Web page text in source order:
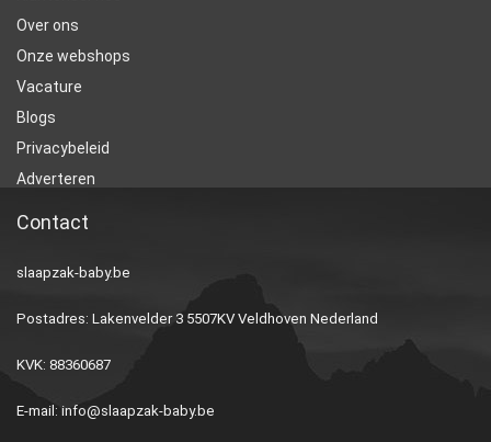
Over ons
Onze webshops
Vacature
Blogs
Privacybeleid
Adverteren
Contact
slaapzak-baby.be
Postadres: Lakenvelder 3 5507KV Veldhoven Nederland
KVK: 88360687
E-mail: info@slaapzak-baby.be